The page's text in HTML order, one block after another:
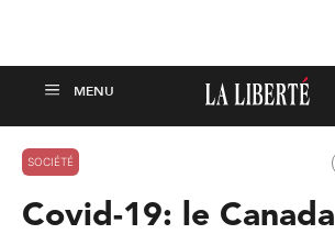
SOCIÉTÉ
Covid-19: le Canada